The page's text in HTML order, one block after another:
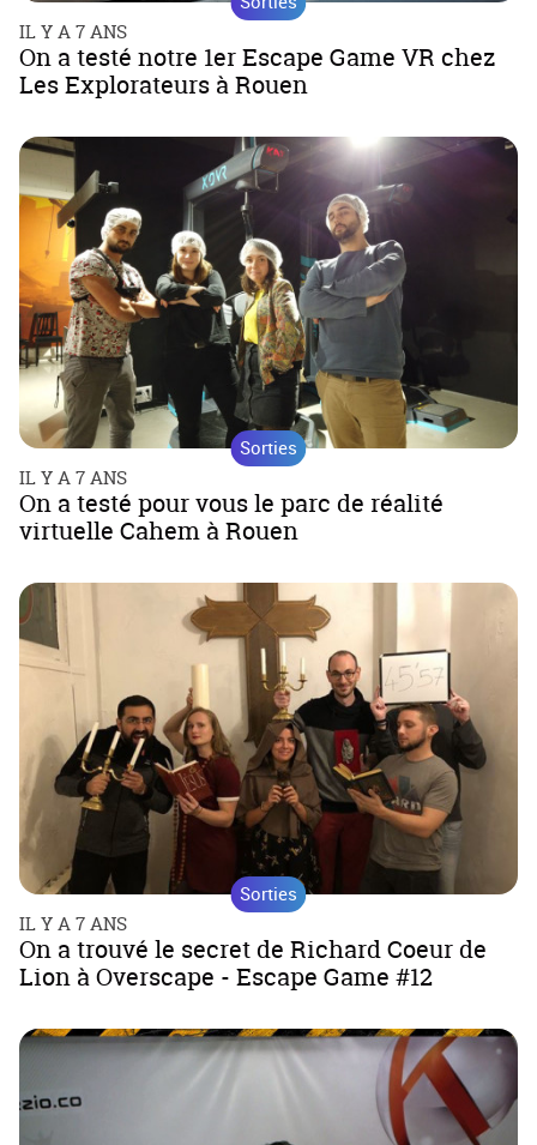
IL Y A 7 ANS
On a testé notre 1er Escape Game VR chez
Les Explorateurs à Rouen
Sorties
IL Y A 7 ANS
On a testé pour vous le parc de réalité
virtuelle Cahem à Rouen
Sorties
IL Y A 7 ANS
On a trouvé le secret de Richard Coeur de
Lion à Overscape - Escape Game #12